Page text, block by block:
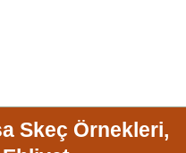
Skeç Örnekleri,